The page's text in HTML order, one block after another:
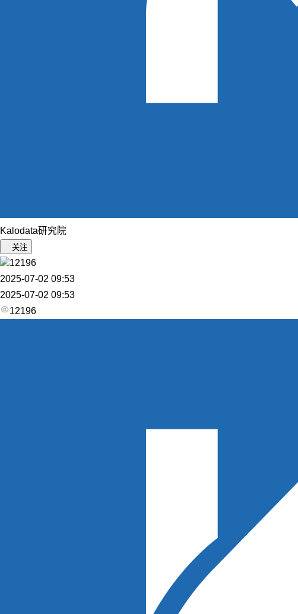
Kalodata研究院
关注
12196
2025-07-02 09:53
2025-07-02 09:53
12196